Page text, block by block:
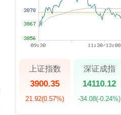
上证指数
3900.35
21.92(0.57%)
深证成指
14110.12
-34.08(-0.24%)